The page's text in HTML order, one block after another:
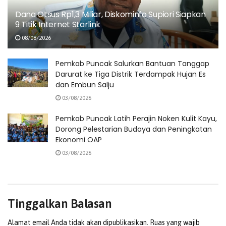
dengan Tim SAR gabungan,” ujar Bupati Elvis Tabuni.
(Foto: Istimewa)
Dana Otsus Rp1,3 Miliar, Diskominfo Supiori Siapkan
9 Titik Internet Starlink
08/08/2026
Pemkab Puncak Salurkan Bantuan Tanggap
Darurat ke Tiga Distrik Terdampak Hujan Es
dan Embun Salju
03/08/2026
Pemkab Puncak Latih Perajin Noken Kulit Kayu,
Dorong Pelestarian Budaya dan Peningkatan
Ekonomi OAP
03/08/2026
Tinggalkan Balasan
Alamat email Anda tidak akan dipublikasikan. Ruas yang wajib